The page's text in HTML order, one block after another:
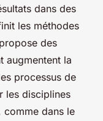
dans des
les méthodes
des
augmentent la
processus de
les disciplines
comme dans le